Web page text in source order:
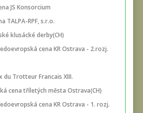
JS Konsorcium
TALPA-RPF, s.r.o.
klusácké derby(CH)
cena KR Ostrava - 2.rozj.
du Trotteur Francais XIII.
cena tříletých města Ostrava(CH)
cena KR Ostrava - 1. rozj.